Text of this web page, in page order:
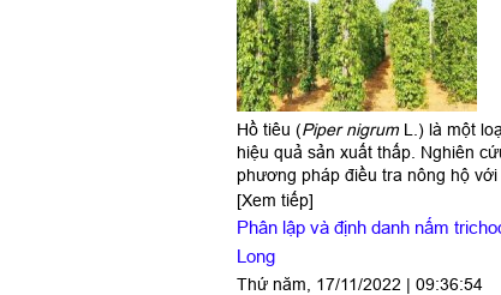
Hồ tiêu (Piper nigrum L.) là một
hiệu quả sản xuất thấp. Nghiên
phương pháp điều tra nông hộ
[Xem tiếp]
Phân lập và định danh nấm
Long
Thứ năm, 17/11/2022 | 09:36:54